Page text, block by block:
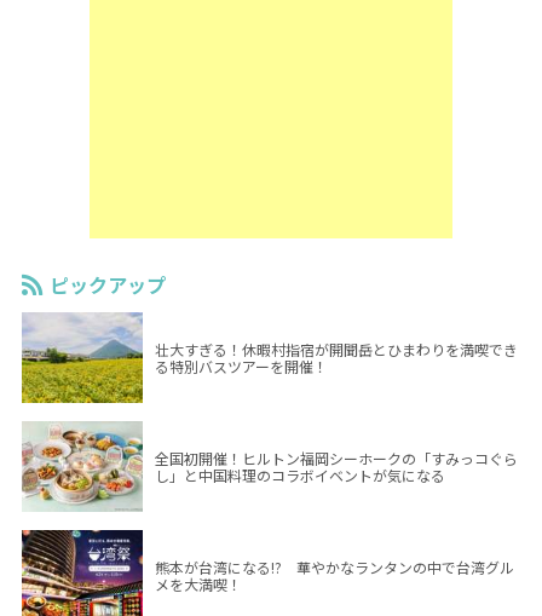
ピックアップ
壮大すぎる！休暇村指宿が開聞岳とひまわりを満喫でき
る特別バスツアーを開催！
全国初開催！ヒルトン福岡シーホークの「すみっコぐら
し」と中国料理のコラボイベントが気になる
熊本が台湾になる!? 華やかなランタンの中で台湾グル
メを大満喫！